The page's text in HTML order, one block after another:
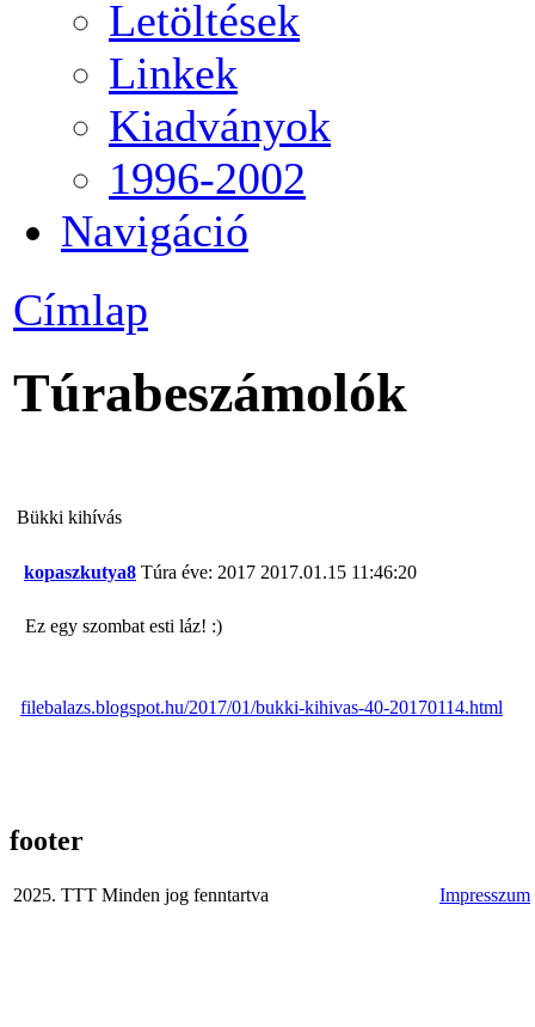
Letöltések
Linkek
Kiadványok
1996-2002
Navigáció
Címlap
Túrabeszámolók
Bükki kihívás
kopaszkutya8 Túra éve: 2017 2017.01.15 11:46:20
Ez egy szombat esti láz! :)
filebalazs.blogspot.hu/2017/01/bukki-kihivas-40-20170114.html
footer
2025. TTT Minden jog fenntartva Impresszum